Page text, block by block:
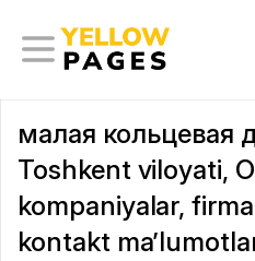
малая кольцевая
Toshkent viloyati,
kompaniyalar,
kontakt